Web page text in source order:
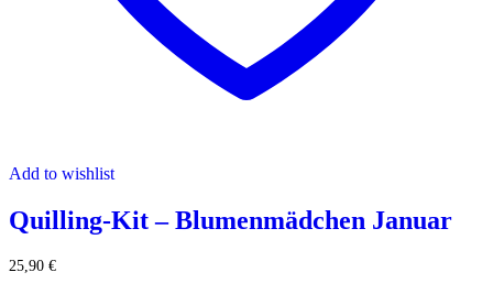
Add to wishlist
Quilling-Kit – Blumenmädchen Januar
25,90 €